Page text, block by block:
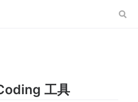
工具